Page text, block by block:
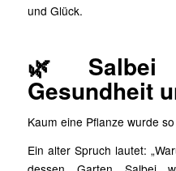
und Glück.
🌿 Salbei
Gesundheit
Kaum eine Pflanze wurde
Ein alter Spruch lautet: